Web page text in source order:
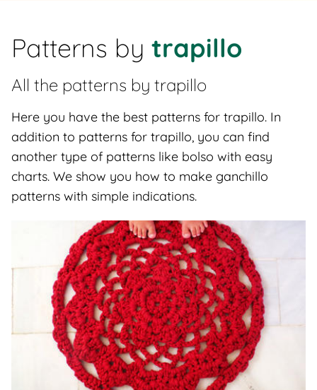
Patterns by trapillo
All the patterns by trapillo
Here you have the best patterns for trapillo. In
addition to patterns for trapillo, you can find
another type of patterns like bolso with easy
charts. We show you how to make ganchillo
patterns with simple indications.